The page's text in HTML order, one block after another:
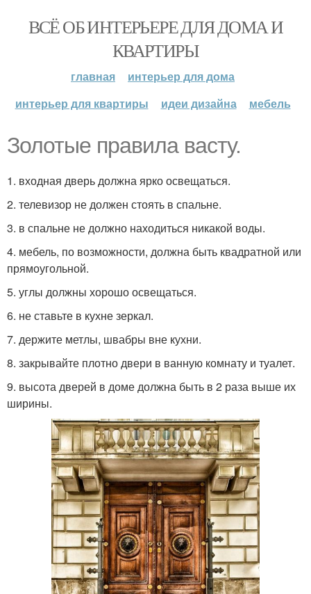
ВСЁ ОБ ИНТЕРЬЕРЕ ДЛЯ ДОМА И
КВАРТИРЫ
главная
интерьер для дома
интерьер для квартиры
идеи дизайна мебель
Золотые правила васту.
1. входная дверь должна ярко освещаться.
2. телевизор не должен стоять в спальне.
3. в спальне не должно находиться никакой воды.
4. мебель, по возможности, должна быть квадратной или
прямоугольной.
5. углы должны хорошо освещаться.
6. не ставьте в кухне зеркал.
7. держите метлы, швабры вне кухни.
8. закрывайте плотно двери в ванную комнату и туалет.
9. высота дверей в доме должна быть в 2 раза выше их
ширины.